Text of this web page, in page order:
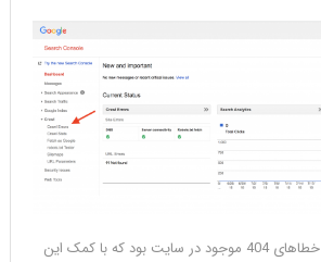
کار سخت یافتن تمامی خطاهای 404 موجود در سایت بود که با کمک این